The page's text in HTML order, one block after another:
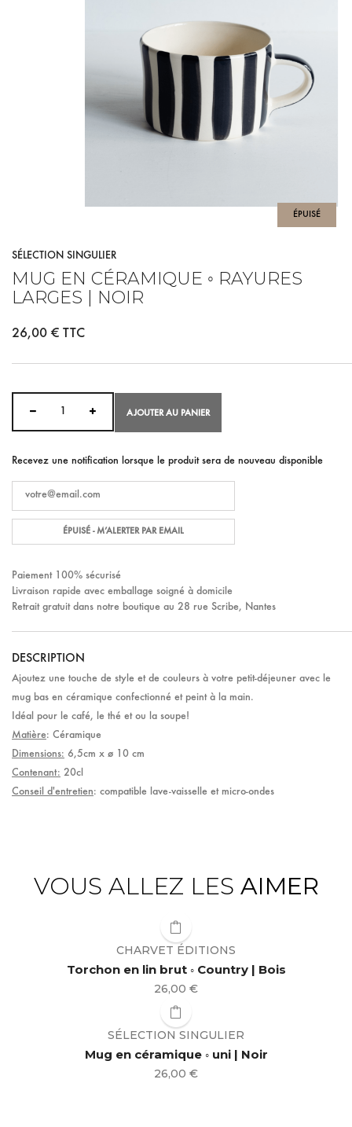
SÉLECTION SINGULIER
MUG EN CÉRAMIQUE ◦ RAYURES
LARGES | NOIR
26,00 € TTC
AJOUTER AU PANIER
ÉPUISÉ
Recevez une notification lorsque le produit sera de nouveau disponible
ÉPUISÉ - M’ALERTER PAR EMAIL
Paiement 100% sécurisé
Livraison rapide avec emballage soigné à domicile
Retrait gratuit dans notre boutique au 28 rue Scribe, Nantes
DESCRIPTION
Ajoutez une touche de style et de couleurs à votre petit-déjeuner avec le
mug bas en céramique confectionné et peint à la main.
Idéal pour le café, le thé et ou la soupe!
Matière: Céramique
Dimensions: 6,5cm x ø 10 cm
Contenant: 20cl
Conseil d'entretien: compatible lave-vaisselle et micro-ondes
VOUS ALLEZ LES AIMER
CHARVET ÉDITIONS
Torchon en lin brut ◦ Country | Bois
Prix
26,00 €
SÉLECTION SINGULIER
Mug en céramique ◦ uni | Noir
Prix
26,00 €